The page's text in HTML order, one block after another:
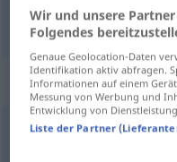
Synonyme
Wir und unsere
Folgendes
Genaue Geolocation-Daten
Identifikation aktiv abfragen.
Informationen auf einem
Messung von Werbung und
Entwicklung von
Liste der Partner